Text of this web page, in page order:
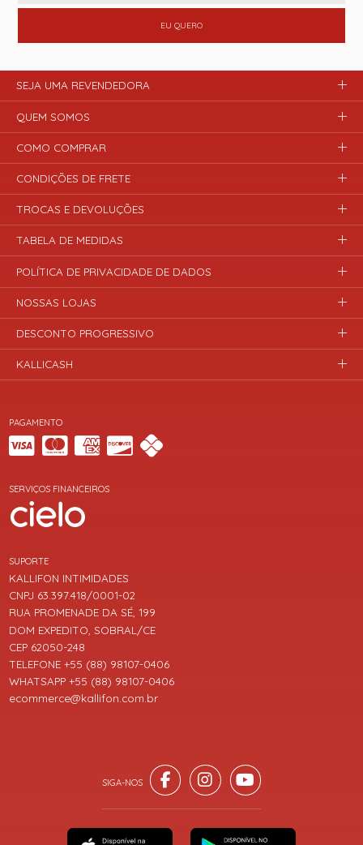
EU QUERO
PAGAMENTO
SERVIÇOS FINANCEIROS
SUPORTE
KALLIFON INTIMIDADES
CNPJ 63.397.418/0001-02
RUA PROMENADE DA SÉ, 199
DOM EXPEDITO, SOBRAL/CE
CEP 62050-248
TELEFONE +55 (88) 98107-0406
WHATSAPP +55 (88) 98107-0406
ecommerce@kallifon.com.br
SEJA UMA REVENDEDORA
QUEM SOMOS
COMO COMPRAR
CONDIÇÕES DE FRETE
TROCAS E DEVOLUÇÕES
TABELA DE MEDIDAS
POLÍTICA DE PRIVACIDADE DE DADOS
NOSSAS LOJAS
DESCONTO PROGRESSIVO
KALLICASH